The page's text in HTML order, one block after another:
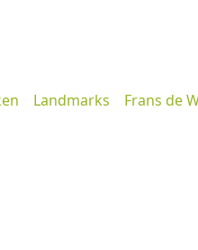
Landmarks Frans de